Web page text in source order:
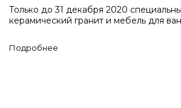
Только до 31 декабря 2020
керамический гранит и мебель для
Подробнее